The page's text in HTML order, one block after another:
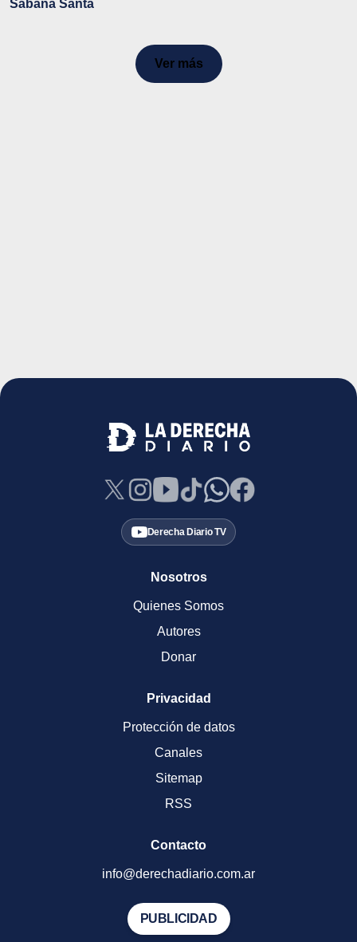
Sábana Santa
Ver más
Derecha Diario TV
Nosotros
Quienes Somos
Autores
Donar
Privacidad
Protección de datos
Canales
Sitemap
RSS
Contacto
info@derechadiario.com.ar
PUBLICIDAD